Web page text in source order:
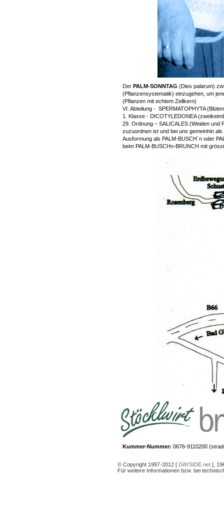
Der PALM-SONNTAG (Dies palarum)
(Pflanzensystematik) einzugehen, um
(Pflanzen mit echtem Zellkern)
VI. Abteilung - SPERMATOPHYTA
1. Klasse - DICOTYLEDONEA
29. Ordnung – SALICALES (Weiden und
zuzuordnen ist und bei uns gemeinhin
Ausformung als PALM-BUSCH´n oder
beim PALM-BUSCHn-BRUNCH mit
Kummer-Nummer: 0676-9110200
© Copyright 1997-2012 [ DAYSIDE.net ],
Für weitere Informationen bzw. bei